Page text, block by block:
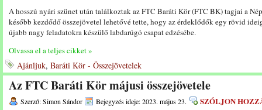
A hosszú nyári szünet után találkoztak az FTC Baráti Kör (FTC BK) tagjai a
később kezdődő összejövetel lehetővé tette, hogy az érdeklődők egy rövid
újabb nagy feladatokra készülő labdarúgó csapat edzésébe.
Olvassa el a teljes cikket »
Ajánljuk, Baráti Kör - Összejövetelek
Az FTC Baráti Kör májusi összejövetele
Szerző: Simon Sándor Bejegyzés ideje: 2023. május 23. SZÓLJON